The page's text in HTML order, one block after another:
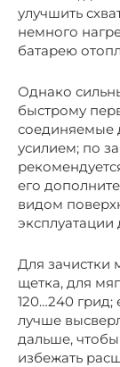
улучшить
немного
батарею
Однако
быстрому
соединяемые
усилием; по
его
видом
эксплуатации
Для зачистки
щетка, для
120…240
лучше
дальше,
избежать